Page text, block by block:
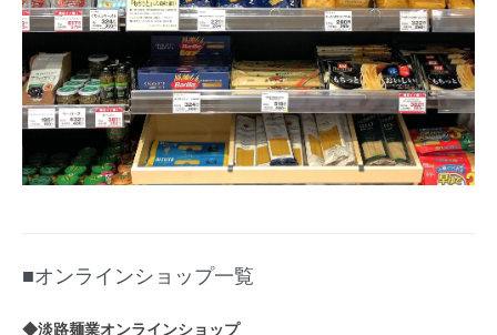
■オンラインショップ一覧
◆淡路麺業オンラインショップ